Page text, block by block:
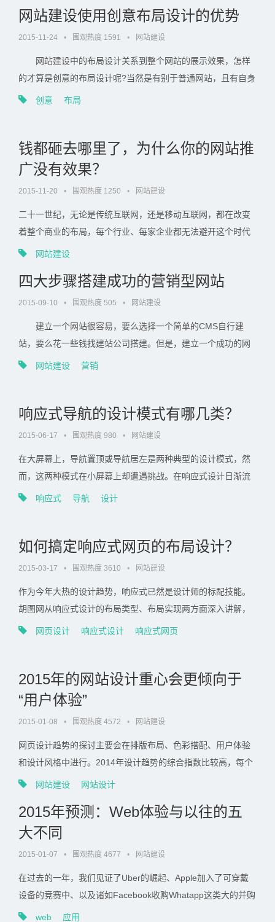
网站建设使用创意布局设计的优势
2015-11-24 • 围观热度 1591 • 网站建设
网站建设中的布局设计关系到整个网站的展示效果，怎样
的才算是创意的布局设计呢?当然是有别于普通网站，且有自身
特色的，能带给用户体验新鲜感的才算是有创意，使用这种设
创意 布局
钱都砸去哪里了，为什么你的网站推
广没有效果？
2015-11-20 • 围观热度 1250 • 网站建设
二十一世纪，无论是传统互联网，还是移动互联网，都在改变
着整个商业的布局，每个行业、每家企业都无法避开这个时代
所带来的变革，网站推广几乎成为每个企业必须纳入战略规划
个网站，然后多...
网站建设
四大步骤搭建成功的营销型网站
2015-09-10 • 围观热度 505 • 网站建设
建立一个网站很容易，要么选择一个简单的CMS自行建
站，要么花一些钱找建站公司搭建。但是，建立一个成功的网
络营销型网站并非易事，需要结合很多方面去开展。 首
网站建设 营销
响应式导航的设计模式有哪几类？
2015-06-17 • 围观热度 980 • 网站建设
在大屏幕上，导航置顶或导航居左是两种典型的设计模式，然
而，这两种模式在小屏幕上却遭遇挑战。在响应式设计日渐流
行的今天（译者注：其实已经流行了好几年了），我们更有必
响应式 导航 设计
如何搞定响应式网页的布局设计？
2015-03-17 • 围观热度 3610 • 网站建设
作为今年大热的设计趋势，响应式已然是设计师的标配技能。
胡图网从响应式设计的布局类型、布局实现两方面深入讲解，
有哪些实现布局的方式，该采用何种方式，都有相当专业细致
网页设计 响应式设计 响应式网页
2015年的网站设计重心会更倾向于
“用户体验”
2015-01-08 • 围观热度 4572 • 网站建设
网页设计趋势的探讨主要会在排版布局、色彩搭配、用户体验
和设计风格中进行。2014年设计趋势的综合指数比较高，每个
部分都会有所涉及；而随着用户对网站使用体验的要求越来越
验”。我们先...
网站建设 网站设计
2015年预测：Web体验与以往的五
大不同
2015-01-07 • 围观热度 4677 • 网站建设
在过去的一年，我们见证了Uber的崛起、Apple加入了可穿戴
设备的竞赛中、以及诸如Facebook收购Whatapp这类大的并购
事件。那么在2015年我们将看到哪些巨大的改变？这里列出了
web 应用